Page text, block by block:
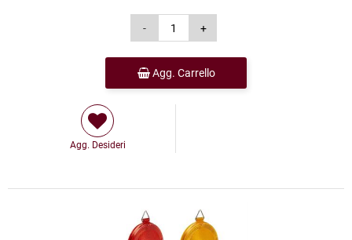
Agg. Carrello
Agg. Desideri